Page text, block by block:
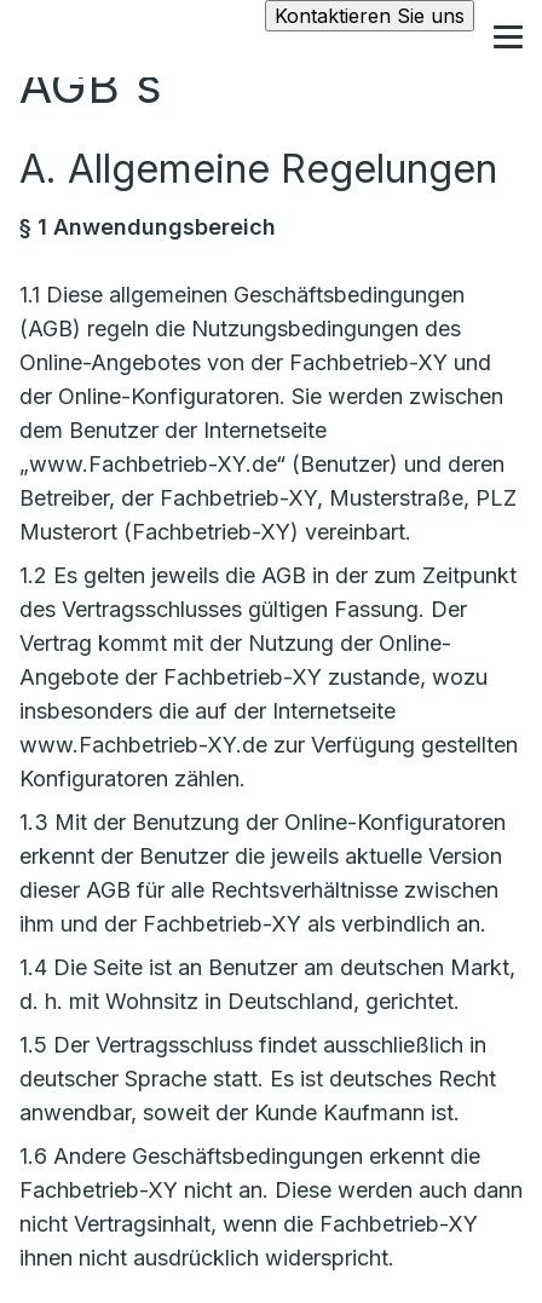
Kontaktieren Sie uns
AGB´s
A. Allgemeine Regelungen
§ 1 Anwendungsbereich
1.1 Diese allgemeinen Geschäftsbedingungen
(AGB) regeln die Nutzungsbedingungen des
Online-Angebotes von der Fachbetrieb-XY und
der Online-Konfiguratoren. Sie werden zwischen
dem Benutzer der Internetseite
„www.Fachbetrieb-XY.de“ (Benutzer) und deren
Betreiber, der Fachbetrieb-XY, Musterstraße, PLZ
Musterort (Fachbetrieb-XY) vereinbart.
1.2 Es gelten jeweils die AGB in der zum Zeitpunkt
des Vertragsschlusses gültigen Fassung. Der
Vertrag kommt mit der Nutzung der Online-
Angebote der Fachbetrieb-XY zustande, wozu
insbesonders die auf der Internetseite
www.Fachbetrieb-XY.de zur Verfügung gestellten
Konfiguratoren zählen.
1.3 Mit der Benutzung der Online-Konfiguratoren
erkennt der Benutzer die jeweils aktuelle Version
dieser AGB für alle Rechtsverhältnisse zwischen
ihm und der Fachbetrieb-XY als verbindlich an.
1.4 Die Seite ist an Benutzer am deutschen Markt,
d. h. mit Wohnsitz in Deutschland, gerichtet.
1.5 Der Vertragsschluss findet ausschließlich in
deutscher Sprache statt. Es ist deutsches Recht
anwendbar, soweit der Kunde Kaufmann ist.
1.6 Andere Geschäftsbedingungen erkennt die
Fachbetrieb-XY nicht an. Diese werden auch dann
nicht Vertragsinhalt, wenn die Fachbetrieb-XY
ihnen nicht ausdrücklich widerspricht.